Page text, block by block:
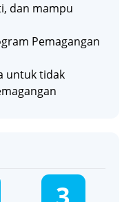
dan mampu
Pemagangan
untuk tidak